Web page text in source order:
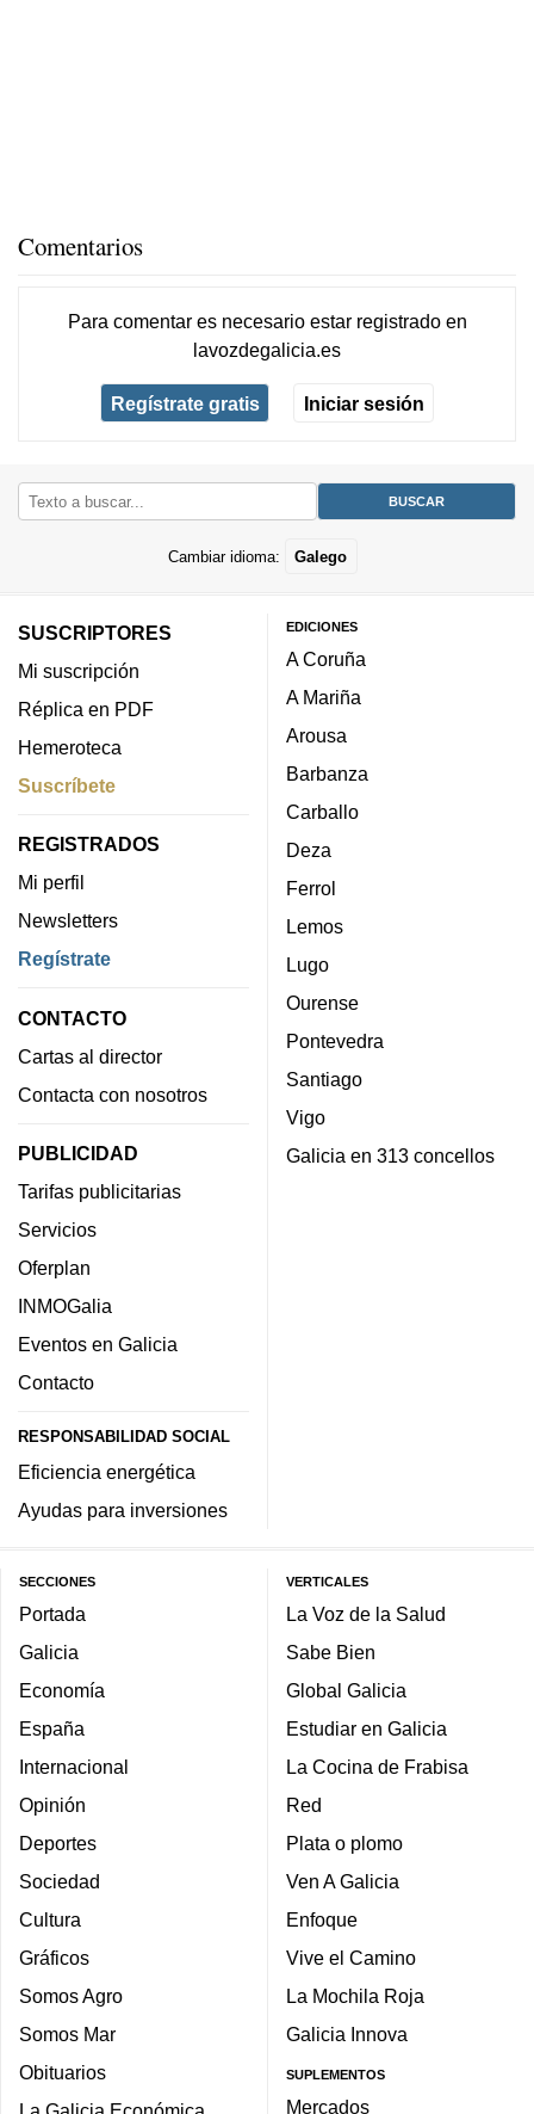
Comentarios
Para comentar es necesario estar registradoen
lavozdegalicia.es
Regístrate gratis Iniciar sesión
Cambiar idioma: Galego
SUSCRIPTORES
Mi suscripción
Réplica en PDF
Hemeroteca
Suscríbete
REGISTRADOS
Mi perfil
Newsletters
Regístrate
CONTACTO
Cartas al director
Contacta con nosotros
PUBLICIDAD
Tarifas publicitarias
Servicios
Oferplan
INMOGalia
Eventos en Galicia
Contacto
RESPONSABILIDAD SOCIAL
Eficiencia energética
Ayudas para inversiones
EDICIONES
A Coruña
A Mariña
Arousa
Barbanza
Carballo
Deza
Ferrol
Lemos
Lugo
Ourense
Pontevedra
Santiago
Vigo
Galicia en 313 concellos
SECCIONES
Portada
Galicia
Economía
España
Internacional
Opinión
Deportes
Sociedad
Cultura
Gráficos
Somos Agro
Somos Mar
Obituarios
VERTICALES
La Voz de la Salud
Sabe Bien
Global Galicia
Estudiar en Galicia
La Cocina de Frabisa
Red
Plata o plomo
Ven A Galicia
Enfoque
Vive el Camino
La Mochila Roja
Galicia Innova
SUPLEMENTOS
Mercados